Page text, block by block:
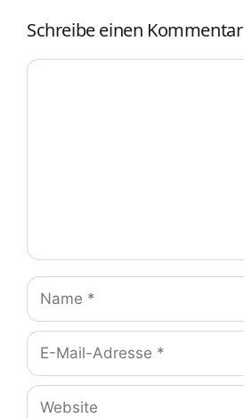
Schreibe einen Kommentar
Kommentar
Name
E-
Mail-
Adresse
Website